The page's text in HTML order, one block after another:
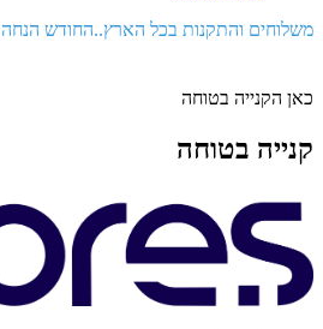
משלוחים והתקנות בכל הארץ..החודש הנחה 10% על כלל המוצרים
כאן הקנייה בטוחה
קנייה בטוחה